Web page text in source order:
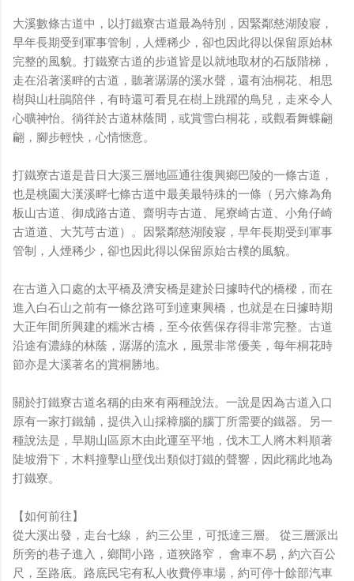
技了（多黑？比巴西黑鮑魚還黑嗎？）。反重力技術說不定
也非啥黑科技，只是政府不讓你普通老百姓了解罷了。
Ray-ban Meta 的黑科技，講白了就是人家拉個百人團隊
在搞那支眼鏡，然後把軟體技能和硬體規格點滿，再加上極
致優化後的成果罷了！ 當時知道 Ray-Ban Meta 的智慧眼
鏡有塞入一個強大的 WiFi 6 晶片在裡面，一開始我猜測會
不會有可能是透過 WiFi P2P 或 WiFi SoftAP 的方式去做
求開啟手機的 WiFi 開關，所以媒體同步應該是靠 WiFi 通
道做的），而去年初我也快速做了一個WiFi Direct 架構
來做 POC，確實傳輸效率非常快，幾百 MB 的大檔幾乎秒
級傳完，從眼鏡端將媒體串流到手機端更是不用說的順暢，
而且當時我們的媒體串流還是以未經編碼的方式傳透過
耗據說也較大）。 後來因為 ...
大溪數條古道中，以打鐵寮古道最為特別，因緊鄰慈湖陵寢，
早年長期受到軍事管制，人煙稀少，卻也因此得以保留原始林
完整的風貌。打鐵寮古道的步道皆是以就地取材的石版階梯，
走在沿著溪畔的古道，聽著潺潺的溪水聲，還有油桐花、相思
樹與山杜鵑陪伴，有時還可看見在樹上跳躍的鳥兒，走來令人
心曠神怡。徜徉於古道林蔭間，或賞雪白桐花，或觀看舞蝶翩
翩，腳步輕快，心情愜意。
打鐵寮古道是昔日大溪三層地區通往復興鄉巴陵的一條古道，
也是桃園大漢溪畔七條古道中最美最特殊的一條（另六條為角
板山古道、御成路古道、齋明寺古道、尾寮崎古道、小角仔崎
古道道、大艽芎古道）。因緊鄰慈湖陵寢，早年長期受到軍事
管制，人煙稀少，卻也因此得以保留原始古樸的風貌。
在古道入口處的太平橋及濟安橋是建於日據時代的橋樑，而在
進入白石山之前有一條岔路可到達東興橋，也就是在日據時期
大正年間所興建的糯米古橋，至今依舊保存得非常完整。古道
沿途有濃綠的林蔭，潺潺的流水，風景非常優美，每年桐花時
節亦是大溪著名的賞桐勝地。
關於打鐵寮古道名稱的由來有兩種說法。一說是因為古道入口
原有一家打鐵舖，提供入山採樟腦的腦丁所需要的鐵器。另一
種說法是，早期山區原木由此運至平地，伐木工人將木料順著
陡坡滑下，木料撞擊山壁伐出類似打鐵的聲響，因此稱此地為
打鐵寮。
【如何前往】
從大溪出發，走台七線， 約三公里，可抵達三層。 從三層派出
所旁的巷子進入，鄉間小路，道狹路窄， 會車不易，約六百公
尺，至路底。路底民宅有私人收費停車場，約可停十餘部汽車